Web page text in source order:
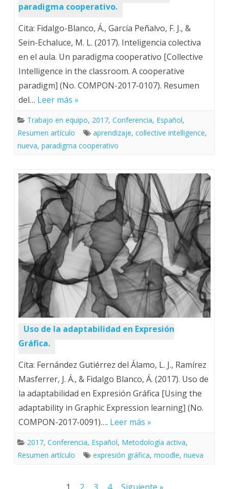
paradigma cooperativo.
Cita: Fidalgo-Blanco, Á., García Peñalvo, F. J., &
Sein-Echaluce, M. L. (2017). Inteligencia colectiva
en el aula. Un paradigma cooperativo [Collective
Intelligence in the classroom. A cooperative
paradigm] (No. COMPON-2017-0107). Resumen
del… Leer más »
Trabajo en equipo, 2017, Conferencia, Español,
Resumen artículo
aprendizaje, collective intelligence,
nueva, paradigma cooperativo
Uso de la adaptabilidad en Expresión
Gráfica.
Cita: Fernández Gutiérrez del Álamo, L. J., Ramírez
Masferrer, J. Á., & Fidalgo Blanco, Á. (2017). Uso de
la adaptabilidad en Expresión Gráfica [Using the
adaptability in Graphic Expression learning] (No.
COMPON-2017-0091)…. Leer más »
2017, Conferencia, Español, Metodología activa,
Resumen artículo
expresión gráfica, moodle, nueva